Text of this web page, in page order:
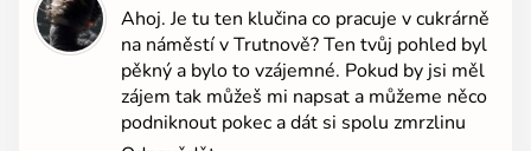
Ahoj. Je tu ten klučina co pracuje v cukrárně
na náměstí v Trutnově? Ten tvůj pohled byl
pěkný a bylo to vzájemné. Pokud by jsi měl
zájem tak můžeš mi napsat a můžeme něco
podniknout pokec a dát si spolu zmrzlinu